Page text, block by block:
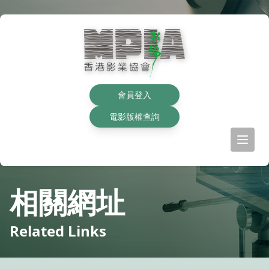
會員登入
電影版權查詢
相關網址
Related Links